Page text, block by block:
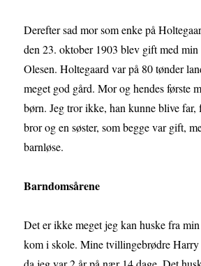
Derefter sad mor som enke på
den 23. oktober 1903 blev gift med min
Olesen. Holtegaard var på 80 tønder
meget god gård. Mor og hendes første
børn. Jeg tror ikke, han kunne blive far,
bror og en søster, som begge var gift,
barnløse.
Barndomsårene
Det er ikke meget jeg kan huske fra
kom i skole. Mine tvillingebrødre